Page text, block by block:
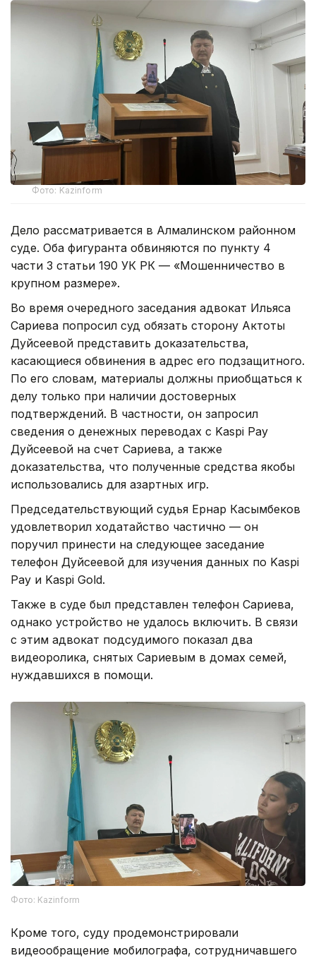
Фото: Kazinform
Дело рассматривается в Алмалинском районном
суде. Оба фигуранта обвиняются по пункту 4
части 3 статьи 190 УК РК — «Мошенничество в
крупном размере».
Во время очередного заседания адвокат Ильяса
Сариева попросил суд обязать сторону Актоты
Дуйсеевой представить доказательства,
касающиеся обвинения в адрес его подзащитного.
По его словам, материалы должны приобщаться к
делу только при наличии достоверных
подтверждений. В частности, он запросил
сведения о денежных переводах с Kaspi Pay
Дуйсеевой на счет Сариева, а также
доказательства, что полученные средства якобы
использовались для азартных игр.
Председательствующий судья Ернар Касымбеков
удовлетворил ходатайство частично — он
поручил принести на следующее заседание
телефон Дуйсеевой для изучения данных по Kaspi
Pay и Kaspi Gold.
Также в суде был представлен телефон Сариева,
однако устройство не удалось включить. В связи
с этим адвокат подсудимого показал два
видеоролика, снятых Сариевым в домах семей,
нуждавшихся в помощи.
Фото: Kazinform
Кроме того, суду продемонстрировали
видеообращение мобилографа, сотрудничавшего